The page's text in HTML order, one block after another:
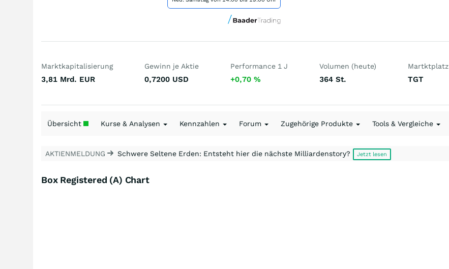
Marktkapitalisierung
3,81 Mrd. EUR
Gewinn je Aktie
0,7200 USD
Performance 1 J
+0,70 %
Volumen (heute)
364 St.
Martktplatz
TGT
Übersicht Kurse & Analysen Kennzahlen Forum Zugehörige Produkte Tools & Vergleiche
AKTIENMELDUNG Schwere Seltene Erden: Entsteht hier die nächste Milliardenstory? Jetzt lesen
Box Registered (A) Chart